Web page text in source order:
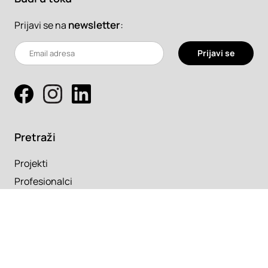
Prijavi se na newsletter:
Prijavi se
Pretraži
Projekti
Profesionalci